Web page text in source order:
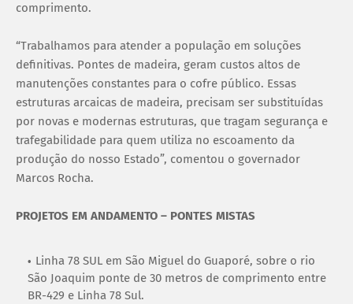
comprimento.
“Trabalhamos para atender a população em soluções
definitivas. Pontes de madeira, geram custos altos de
manutenções constantes para o cofre público. Essas
estruturas arcaicas de madeira, precisam ser substituídas
por novas e modernas estruturas, que tragam segurança e
trafegabilidade para quem utiliza no escoamento da
produção do nosso Estado”, comentou o governador
Marcos Rocha.
PROJETOS EM ANDAMENTO – PONTES MISTAS
Linha 78 SUL em São Miguel do Guaporé, sobre o rio
São Joaquim ponte de 30 metros de comprimento entre
BR-429 e Linha 78 Sul.